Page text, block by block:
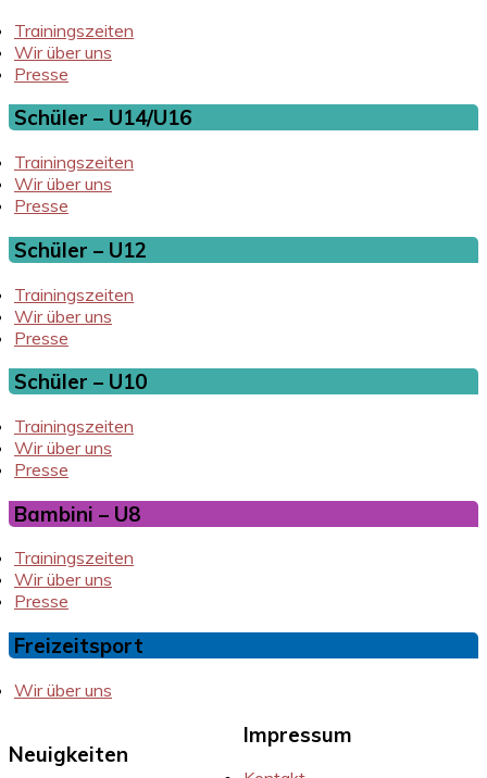
Trainingszeiten
Wir über uns
Presse
Schüler – U14/U16
Trainingszeiten
Wir über uns
Presse
Schüler – U12
Trainingszeiten
Wir über uns
Presse
Schüler – U10
Trainingszeiten
Wir über uns
Presse
Bambini – U8
Trainingszeiten
Wir über uns
Presse
Freizeitsport
Wir über uns
Neuigkeiten
Impressum